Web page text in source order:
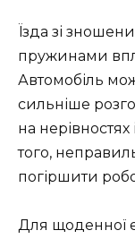
Їзда зі
пружинами
Автомобіль
сильніше
на
того,
погіршити
Для щоденної